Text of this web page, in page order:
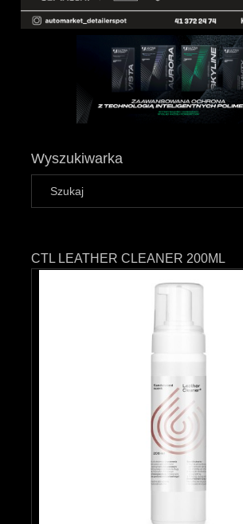
Wyszukiwarka
CTL LEATHER CLEANER 200ML